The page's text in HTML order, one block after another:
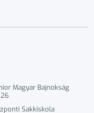
Magyar Bajnokság
Sakkiskola